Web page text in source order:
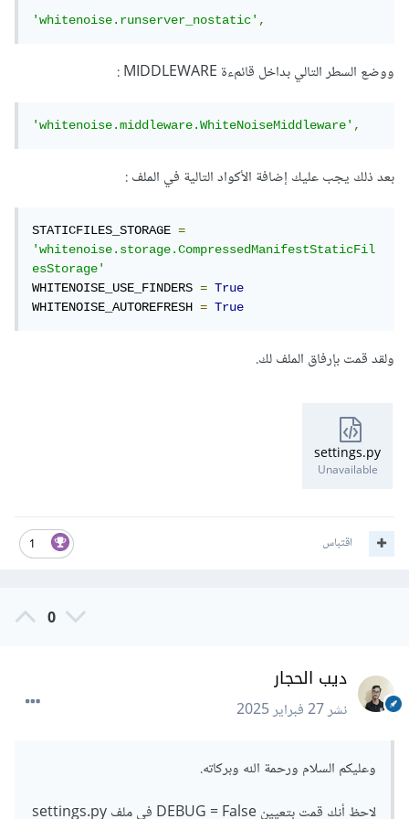
'whitenoise.runserver_nostatic',
ووضع السطر التالي بداخل قائمءة MIDDLEWARE
'whitenoise.middleware.WhiteNoiseMiddleware',
بعد ذلك يجب عليك إضافة الأكواد التالية في الملف
STATICFILES_STORAGE =
'whitenoise.storage.CompressedManifestStaticFil
esStorage'
WHITENOISE_USE_FINDERS =
True
WHITENOISE_AUTOREFRESH = True
ولقد قمت بإرفاق الملف لك.
settings.py
Unavailable
1 اقتباس
0
ديب الحجار
نشر27 فبراير 2025
وعليكم السلام ورحمة الله وبركاته.
لاحظ أنك قمت بتعيين DEBUG = False في ملف settings.py